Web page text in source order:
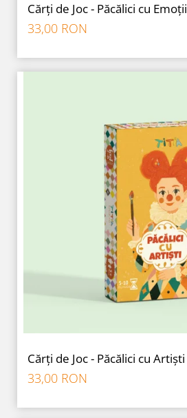
Cărți de Joc - Păcălici cu Emoții
33,00 RON
Cărți de Joc - Păcălici cu Artiști
33,00 RON